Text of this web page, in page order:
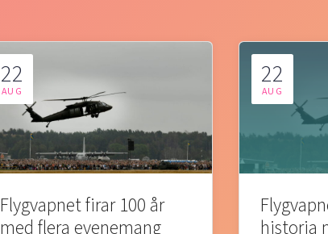
22
AUG
Flygvapnet firar 100 år
med flera evenemang
22
AUG
historia